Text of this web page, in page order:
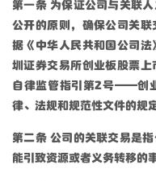
第一条 为保证公司与关联
公开的原则，确保公司关
据《中华人民共和国公司
圳证券交易所创业板股票
自律监管指引第2号——创
律、法规和规范性文件的规
第二条 公司的关联交易是
能引致资源或者义务转移的